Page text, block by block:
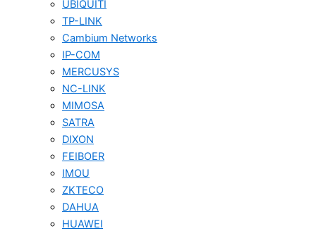
UBIQUITI
TP-LINK
Cambium Networks
IP-COM
MERCUSYS
NC-LINK
MIMOSA
SATRA
DIXON
FEIBOER
IMOU
ZKTECO
DAHUA
HUAWEI